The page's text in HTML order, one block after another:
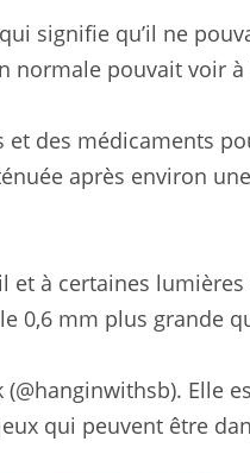
signifie qu’il ne
normale pouvait voir
et des médicaments
après environ
à certaines lumières
0,6 mm plus grande
Elle
qui peuvent être